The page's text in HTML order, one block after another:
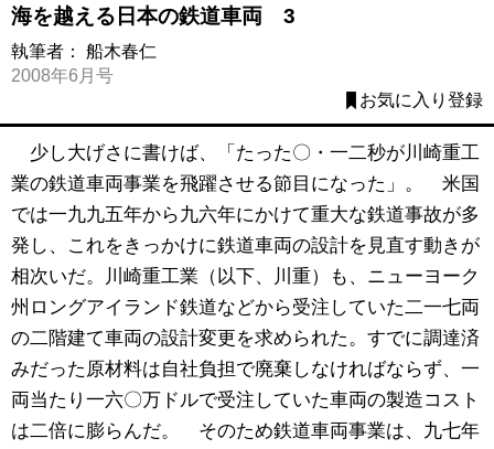
海を越える日本の鉄道車両 3
執筆者： 船木春仁
2008年6月号
お気に入り登録
少し大げさに書けば、「たった〇・一二秒が川崎重工
業の鉄道車両事業を飛躍させる節目になった」。 米国
では一九九五年から九六年にかけて重大な鉄道事故が多
発し、これをきっかけに鉄道車両の設計を見直す動きが
相次いだ。川崎重工業（以下、川重）も、ニューヨーク
州ロングアイランド鉄道などから受注していた二一七両
の二階建て車両の設計変更を求められた。すでに調達済
みだった原材料は自社負担で廃棄しなければならず、一
両当たり一六〇万ドルで受注していた車両の製造コスト
は二倍に膨らんだ。 そのため鉄道車両事業は、九七年